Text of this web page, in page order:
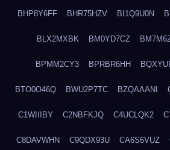
BHP8Y6FF BHR75HZV BI1Q9U0N
BLX2MXBK BM0YD7CZ
BPMM2CY3 BPRBR6HH
BTO0O46Q BWU2P7TC BZQAAANI
C1WIIIBY C2NBFKJQ C4UCLQK2
C8DAVWHN C9QDX93U CA6S6VUZ